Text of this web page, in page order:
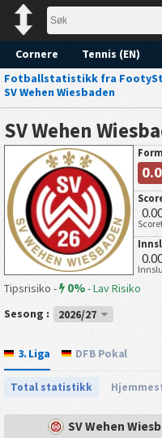
Cornere Tennis (EN)
Fotballstatistikk fra
SV Wehen Wiesbaden
SV Wehen
Form
Tipsrisiko - 0%-Lav Risiko
Sesong :
2026/27
3. Liga DFB Pokal
Total statistikk
SV Wehen